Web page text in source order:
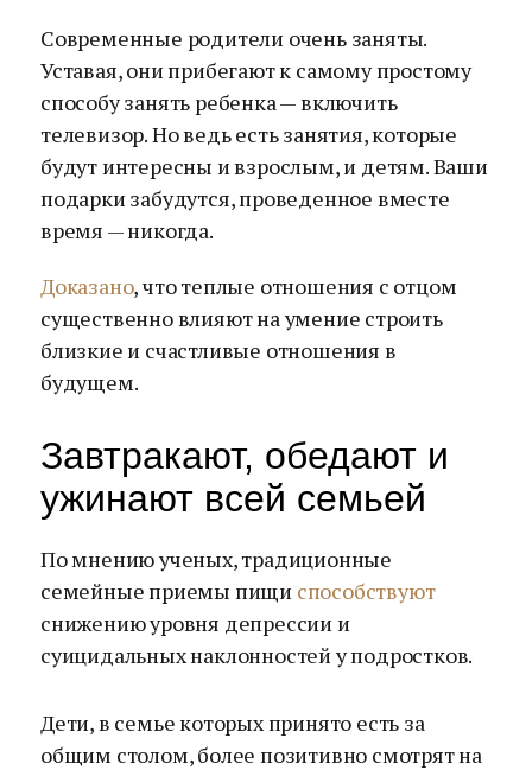
Современные родители очень заняты.
Уставая, они прибегают к самому простому
способу занять ребенка — включить
телевизор. Но ведь есть занятия, которые
будут интересны и взрослым, и детям. Ваши
подарки забудутся, проведенное вместе
время — никогда.
Доказано, что теплые отношения с отцом
существенно влияют на умение строить
близкие и счастливые отношения в
будущем.
Завтракают, обедают и
ужинают всей семьей
По мнению ученых, традиционные
семейные приемы пищи способствуют
снижению уровня депрессии и
суицидальных наклонностей у подростков.
Дети, в семье которых принято есть за
общим столом, более позитивно смотрят на